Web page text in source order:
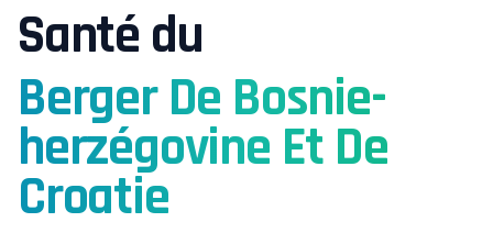
Santé du
Berger De Bosnie-
herzégovine Et De
Croatie